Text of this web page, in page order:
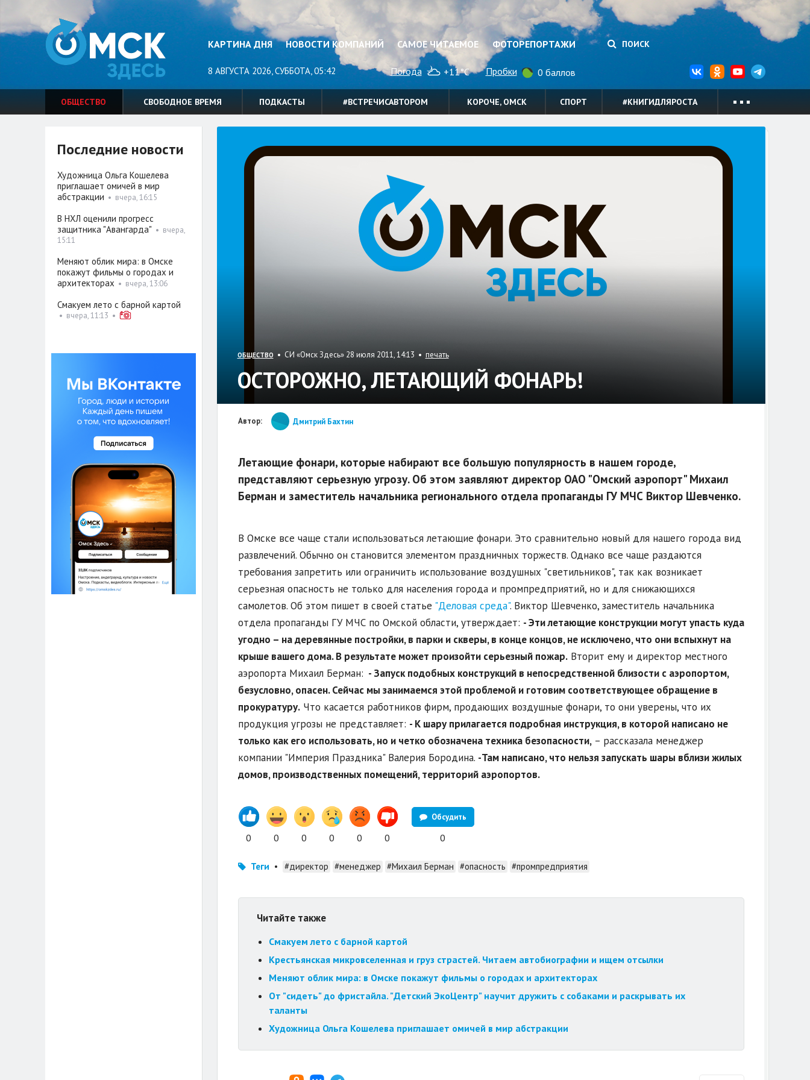
КАРТИНА ДНЯ НОВОСТИ КОМПАНИЙ САМОЕ ЧИТАЕМОЕ ФОТОРЕПОРТАЖИ ПОИСК
8 АВГУСТА 2026, СУББОТА, 05:42 Погода +11°C Пробки 0 баллов
ОБЩЕСТВО СВОБОДНОЕ ВРЕМЯ ПОДКАСТЫ #ВСТРЕЧИСАВТОРОМ КОРОЧЕ, ОМСК СПОРТ #КНИГИДЛЯРОСТА
ОБЩЕСТВО • СИ «Омск Здесь» 28 июля 2011, 14:13 • печать
ОСТОРОЖНО, ЛЕТАЮЩИЙ ФОНАРЬ!
Автор: Дмитрий Бахтин
Летающие фонари, которые набирают все большую популярность в нашем городе,
представляют серьезную угрозу. Об этом заявляют директор ОАО "Омский аэропорт" Михаил
Берман и заместитель начальника регионального отдела пропаганды ГУ МЧС Виктор Шевченко.
В Омске все чаще стали использоваться летающие фонари. Это сравнительно новый для нашего города вид
развлечений. Обычно он становится элементом праздничных торжеств. Однако все чаще раздаются
требования запретить или ограничить использование воздушных "светильников", так как возникает
серьезная опасность не только для населения города и промпредприятий, но и для снижающихся
самолетов. Об этом пишет в своей статье "Деловая среда". Виктор Шевченко, заместитель начальника
отдела пропаганды ГУ МЧС по Омской области, утверждает: - Эти летающие конструкции могут упасть куда
угодно – на деревянные постройки, в парки и скверы, в конце концов, не исключено, что они вспыхнут на
крыше вашего дома. В результате может произойти серьезный пожар.Вторит ему и директор местного
аэропорта Михаил Берман: - Запуск подобных конструкций в непосредственной близости с аэропортом,
безусловно, опасен. Сейчас мы занимаемся этой проблемой и готовим соответствующее обращение в
прокуратуру.Что касается работников фирм, продающих воздушные фонари, то они уверены, что их
продукция угрозы не представляет: - К шару прилагается подробная инструкция, в которой написано не
только как его использовать, но и четко обозначена техника безопасности,– рассказала менеджер
компании "Империя Праздника" Валерия Бородина. -Там написано, что нельзя запускать шары вблизи жилых
домов, производственных помещений, территорий аэропортов.
0 0 0 0 0 0
Обсудить
0
Теги • #директор #менеджер #Михаил Берман #опасность #промпредприятия
Читайте также
Смакуем лето с барной картой
Крестьянская микровселенная и груз страстей. Читаем автобиографии и ищем отсылки
Меняют облик мира: в Омске покажут фильмы о городах и архитекторах
От "сидеть" до фристайла. "Детский ЭкоЦентр" научит дружить с собаками и раскрывать их
таланты
Художница Ольга Кошелева приглашает омичей в мир абстракции
Последние новости
Художница Ольга Кошелева
приглашает омичей в мир
абстракции • вчера, 16:15
В НХЛ оценили прогресс
защитника "Авангарда" • вчера,
15:11
Меняют облик мира: в Омске
покажут фильмы о городах и
архитекторах • вчера, 13:06
Смакуем лето с барной картой
• вчера, 11:13 •